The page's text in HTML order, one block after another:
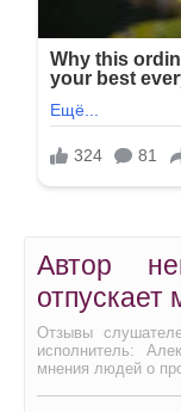
Автор
отпускает
Отзывы
исполнитель:
мнения людей о